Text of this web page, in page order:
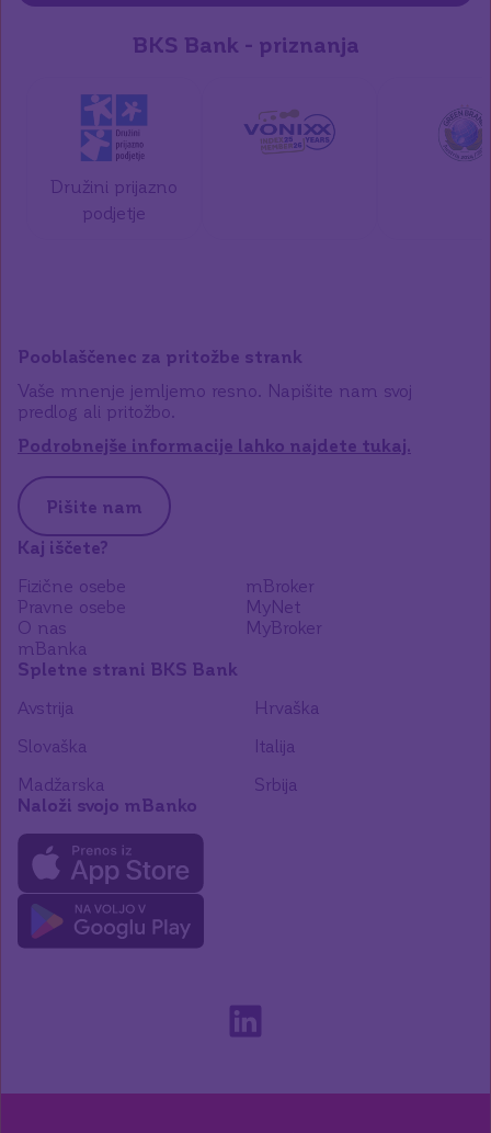
BKS Bank - priznanja
Družini prijazno
podjetje
Pooblaščenec za pritožbe strank
Vaše mnenje jemljemo resno. Napišite nam svoj
predlog ali pritožbo.
Podrobnejše informacije lahko najdete tukaj.
Pišite nam
Kaj iščete?
Fizične osebe
Pravne osebe
O nas
mBanka
mBroker
MyNet
MyBroker
Spletne strani BKS Bank
Avstrija
Hrvaška
Slovaška
Italija
Madžarska
Srbija
Naloži svojo mBanko